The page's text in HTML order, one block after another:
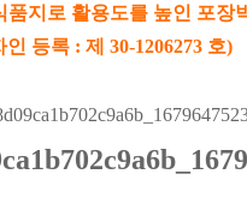
지로 활용도를 높인 포장
등록 : 제 30-1206273 호)